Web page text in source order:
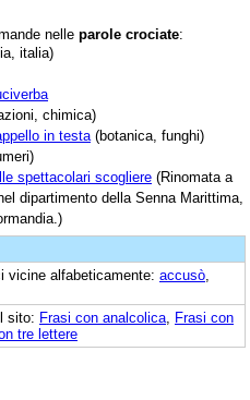
nelle parole crociate:
italia)
chimica)
in testa (botanica, funghi)
spettacolari scogliere (Rinomata a
dipartimento della Senna Marittima,
vicine alfabeticamente: accusò
sito: Frasi con analcolica Frasi con
tre lettere